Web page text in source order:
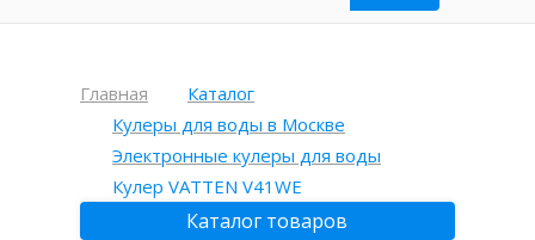
Главная
Каталог
Кулеры для воды в Москве
Электронные кулеры для воды
Кулер VATTEN V41WE
Каталог товаров